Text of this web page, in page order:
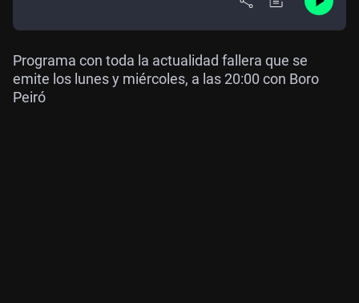
Programa con toda la actualidad fallera que se
emite los lunes y miércoles, a las 20:00 con Boro
Peiró